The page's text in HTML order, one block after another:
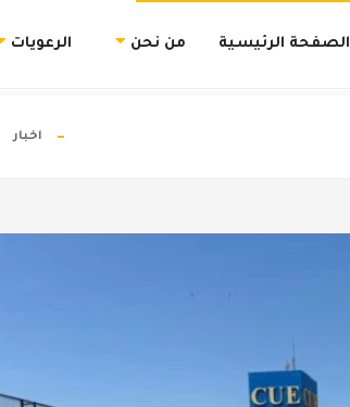
الصفحة الرئيسية من نحن الرعويات
اخبار